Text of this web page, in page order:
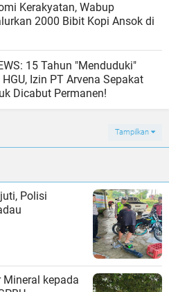
Kerakyatan, Wabup
2000 Bibit Kopi Ansok di
15 Tahun "Menduduki"
Izin PT Arvena Sepakat
Dicabut Permanen!
Tampilkan
Polisi
Mineral kepada